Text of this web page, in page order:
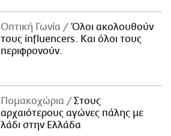
Οπτική Γωνία
Όλοι ακολουθούν
τους influencers. Και όλοι τους
περιφρονούν.
Πομακοχώρια
Στους
αρχαιότερους αγώνες πάλης με
λάδι στην Ελλάδα